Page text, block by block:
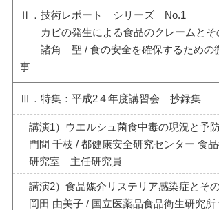
Ⅱ．技術レポート シリーズ No.1
カビの発生による食品のクレームとそ
諸角 聖 / 食の安全を確保するための
事
Ⅲ．特集：平成2４年度講習会 抄録集
講演1）ウエルシュ菌食中毒の現況と予
門間 千枝 / 都健康安全研究センター 食
研究室 主任研究員
講演2）食品媒介リステリア感染症とそ
岡田 由美子 / 国立医薬品食品衛生研究